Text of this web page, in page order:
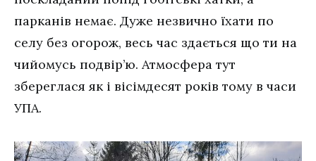
парканів немає. Дуже незвично їхати по
селу без огорож, весь час здається що ти на
чийомусь подвір’ю. Атмосфера тут
збереглася як і вісімдесят років тому в часи
УПА.